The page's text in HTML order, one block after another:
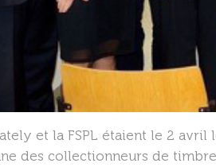
et la FSPL étaient le 2
des collectionneurs de